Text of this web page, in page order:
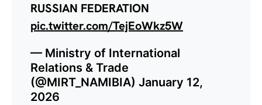
RUSSIAN FEDERATION
pic.twitter.com/TejEoWkz5W
— Ministry of International
Relations & Trade
(@MIRT_NAMIBIA) January 12,
2026